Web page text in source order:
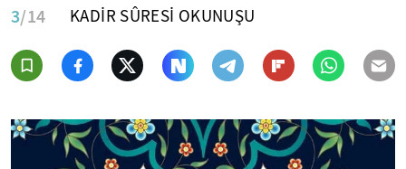
3/14 KADİR SÛRESİ OKUNUŞU